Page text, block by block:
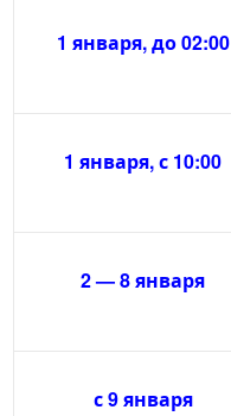
1 января, до 02:00
1 января, с 10:00
2 — 8 января
с 9 января